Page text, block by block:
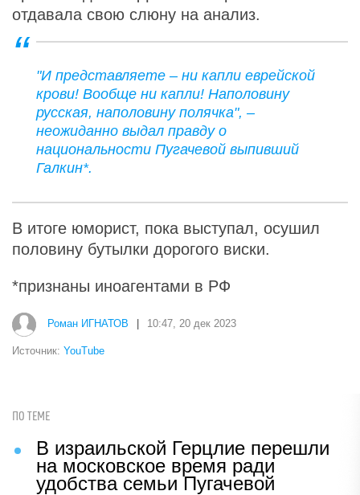
отдавала свою слюну на анализ.
"И представляете – ни капли еврейской
крови! Вообще ни капли! Наполовину
русская, наполовину полячка", –
неожиданно выдал правду о
национальности Пугачевой выпивший
Галкин*.
В итоге юморист, пока выступал, осушил
половину бутылки дорогого виски.
*признаны иноагентами в РФ
Роман ИГНАТОВ 10:47, 20 дек 2023
Источник: YouTube
ПО ТЕМЕ
В израильской Герцлие перешли
на московское время ради
удобства семьи Пугачевой